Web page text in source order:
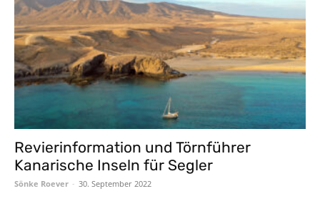
Revierinformation und Törnführer
Kanarische Inseln für Segler
Sönke Roever - 30. September 2022